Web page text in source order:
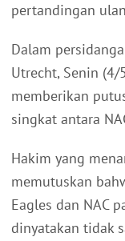
pertandingan
Dalam
Utrecht, Senin
memberikan
singkat antara
Hakim yang
memutuskan
Eagles dan NAC
dinyatakan tidak